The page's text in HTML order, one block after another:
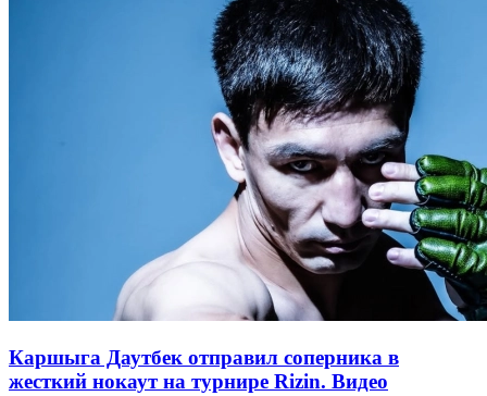
Каршыга Даутбек отправил соперника в
жесткий нокаут на турнире Rizin. Видео